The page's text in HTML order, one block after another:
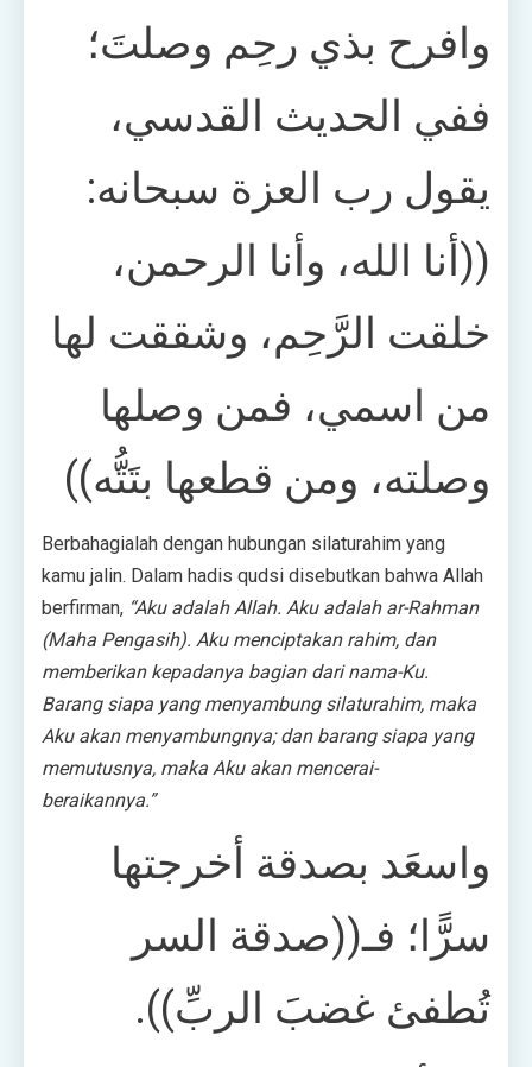
وافرح بذي رحِم وصلتَ؛
ففي الحديث القدسي،
يقول رب العزة سبحانه:
((أنا الله، وأنا الرحمن،
خلقت الرَّحِم، وشققت لها
من اسمي، فمن وصلها
وصلته، ومن قطعها بتَتُّه))
Berbahagialah dengan hubungan silaturahim yang
kamu jalin. Dalam hadis qudsi disebutkan bahwa Allah
berfirman, “Aku adalah Allah. Aku adalah ar-Rahman
(Maha Pengasih). Aku menciptakan rahim, dan
memberikan kepadanya bagian dari nama-Ku.
Barang siapa yang menyambung silaturahim, maka
Aku akan menyambungnya; dan barang siapa yang
memutusnya, maka Aku akan mencerai-
beraikannya.”
واسعَد بصدقة أخرجتها
سرًّا؛ فـ((صدقة السر
تُطفئ غضبَ الربِّ)).